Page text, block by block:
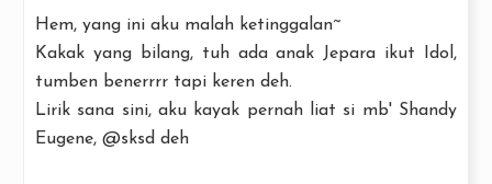
Hem, yang ini aku malah ketinggalan~
Kakak yang bilang, tuh ada anak Jepara ikut Idol,
tumben benerrrr tapi keren deh.
Lirik sana sini, aku kayak pernah liat si mb' Shandy
Eugene, @sksd deh